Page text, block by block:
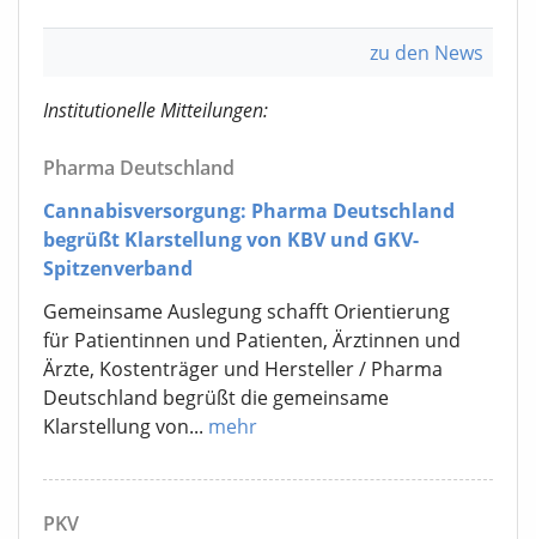
zu den News
Institutionelle Mitteilungen:
Pharma Deutschland
Cannabisversorgung: Pharma Deutschland
begrüßt Klarstellung von KBV und GKV-
Spitzenverband
Gemeinsame Auslegung schafft Orientierung
für Patientinnen und Patienten, Ärztinnen und
Ärzte, Kostenträger und Hersteller / Pharma
Deutschland begrüßt die gemeinsame
Klarstellung von... mehr
PKV